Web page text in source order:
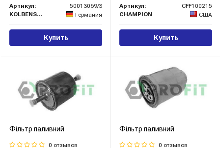
Артикул:
50013069/3
KOLBENSCHMIDT
Германия
Купить
Артикул:
CFF100215
CHAMPION
США
Купить
Фільтр паливний
0 отзывов
Фільтр паливний
0 отзывов